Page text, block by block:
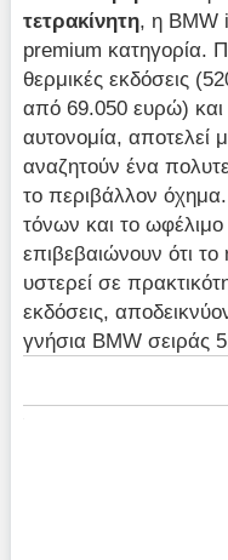
τετρακίνητη, η BMW
premium κατηγορία.
θερμικές εκδόσεις
από 69.050 ευρώ) και
αυτονομία, αποτελεί
αναζητούν ένα
το περιβάλλον
τόνων και το
επιβεβαιώνουν ότι
υστερεί σε
εκδόσεις,
γνήσια BMW σειράς